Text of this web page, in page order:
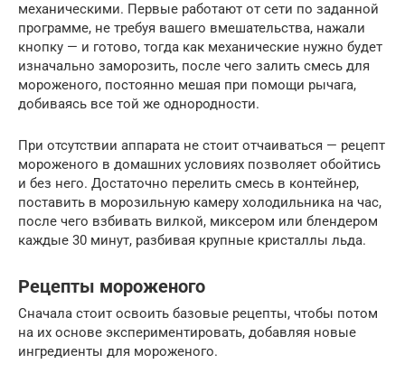
механическими. Первые работают от сети по заданной
программе, не требуя вашего вмешательства, нажали
кнопку — и готово, тогда как механические нужно будет
изначально заморозить, после чего залить смесь для
мороженого, постоянно мешая при помощи рычага,
добиваясь все той же однородности.
При отсутствии аппарата не стоит отчаиваться — рецепт
мороженого в домашних условиях позволяет обойтись
и без него. Достаточно перелить смесь в контейнер,
поставить в морозильную камеру холодильника на час,
после чего взбивать вилкой, миксером или блендером
каждые 30 минут, разбивая крупные кристаллы льда.
Рецепты мороженого
Сначала стоит освоить базовые рецепты, чтобы потом
на их основе экспериментировать, добавляя новые
ингредиенты для мороженого.